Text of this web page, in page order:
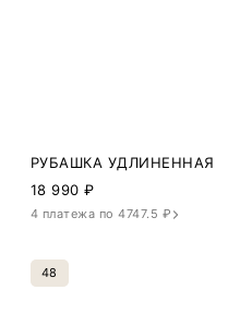
РУБАШКА УДЛИНЕННАЯ
18 990₽
4 платежа по 4747.5 ₽
48